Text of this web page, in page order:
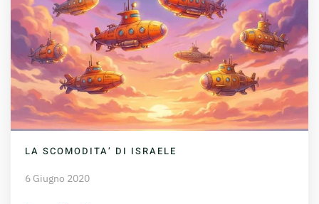
LA SCOMODITA’ DI ISRAELE
6 Giugno 2020